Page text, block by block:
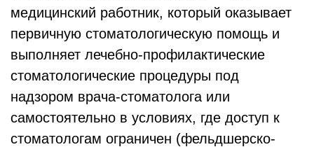
медицинский работник, который оказывает
первичную стоматологическую помощь и
выполняет лечебно-профилактические
стоматологические процедуры под
надзором врача-стоматолога или
самостоятельно в условиях, где доступ к
стоматологам ограничен (фельдшерско-